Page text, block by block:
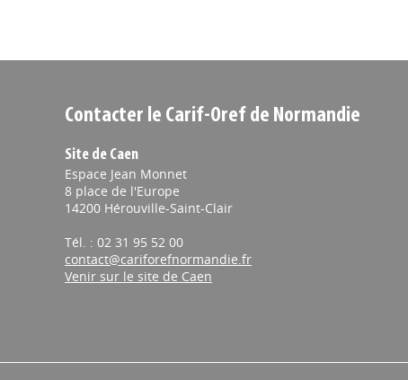
Contacter le Carif-Oref de Normandie
Site de Caen
Espace Jean Monnet
8 place de l'Europe
14200 Hérouville-Saint-Clair
Tél. : 02 31 95 52 00
contact@cariforefnormandie.fr
Venir sur le site de Caen